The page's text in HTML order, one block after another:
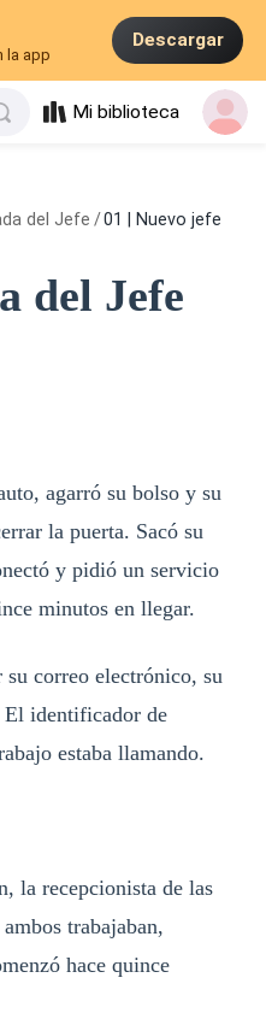
la app
Descargar
Mi biblioteca
del Jefe /01 | Nuevo jefe
del Jefe
agarró su bolso y su
la puerta. Sacó su
y pidió un servicio
minutos en llegar.
su correo electrónico, su
El identificador de
estaba llamando.
la recepcionista de las
trabajaban,
hace quince